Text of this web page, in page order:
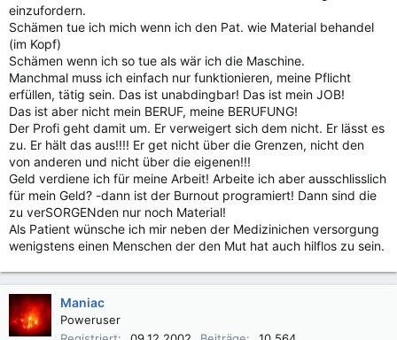
einzufordern.
Schämen tue ich mich wenn ich den Pat. wie Material behandel
(im Kopf)
Schämen wenn ich so tue als wär ich die Maschine.
Manchmal muss ich einfach nur funktionieren, meine Pflicht
erfüllen, tätig sein. Das ist unabdingbar! Das ist mein JOB!
Das ist aber nicht mein BERUF, meine BERUFUNG!
Der Profi geht damit um. Er verweigert sich dem nicht. Er lässt es
zu. Er hält das aus!!!! Er get nicht über die Grenzen, nicht den
von anderen und nicht über die eigenen!!!
Geld verdiene ich für meine Arbeit! Arbeite ich aber ausschlisslich
für mein Geld? -dann ist der Burnout programiert! Dann sind die
zu verSORGENden nur noch Material!
Als Patient wünsche ich mir neben der Medizinichen versorgung
wenigstens einen Menschen der den Mut hat auch hilflos zu sein.
Maniac
Poweruser